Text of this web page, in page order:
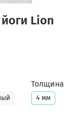
Lion
Толщина
4 мм